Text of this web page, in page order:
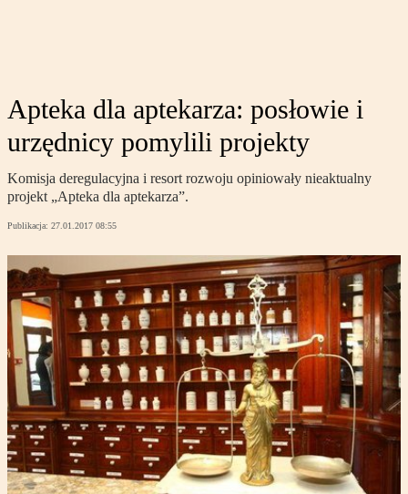
Apteka dla aptekarza: posłowie i
urzędnicy pomylili projekty
Komisja deregulacyjna i resort rozwoju opiniowały nieaktualny
projekt „Apteka dla aptekarza”.
Publikacja: 27.01.2017 08:55